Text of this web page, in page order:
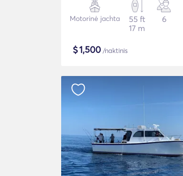
Motorinė jachta
55 ft
17 m
6
$1,500 /naktinis